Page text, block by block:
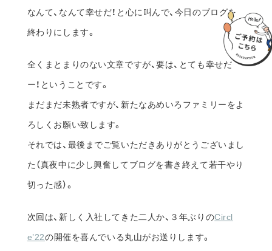
なんて、なんて幸せだ！と心に叫んで、今日のブログを
終わりにします。
全くまとまりのない文章ですが、要は、とても幸せだ
ー！ということです。
まだまだ未熟者ですが、新たなあめいろファミリーをよ
ろしくお願い致します。
それでは、最後までご覧いただきありがとうございまし
た（真夜中に少し興奮してブログを書き終えて若干やり
切った感）。
次回は、新しく入社してきた二人か、３年ぶりのCircl
e’22の開催を喜んでいる丸山がお送りします。